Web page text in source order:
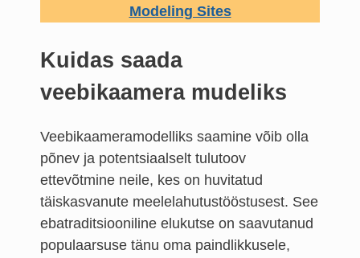
Modeling Sites
Kuidas saada
veebikaamera mudeliks
Veebikaameramodelliks saamine võib olla
põnev ja potentsiaalselt tulutoov
ettevõtmine neile, kes on huvitatud
täiskasvanute meelelahutustööstusest. See
ebatraditsiooniline elukutse on saavutanud
populaarsuse tänu oma paindlikkusele,